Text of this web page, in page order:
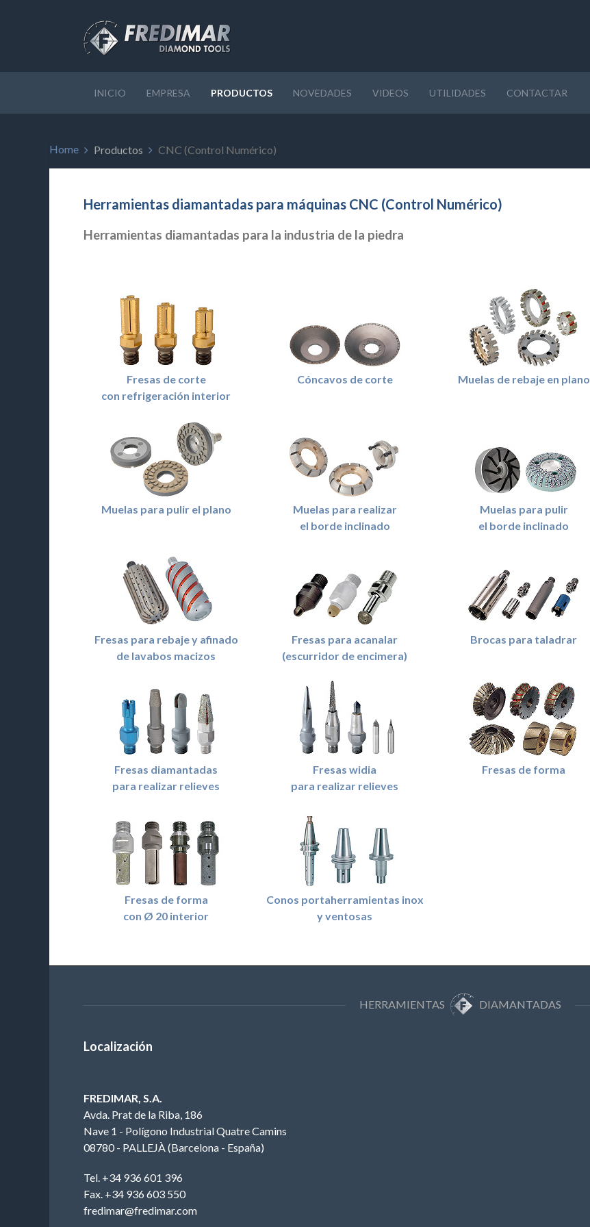
INICIO EMPRESA PRODUCTOS NOVEDADES VIDEOS UTILIDADES CONTACTAR
Home Productos CNC (Control Numérico)
Herramientas diamantadas para máquinas CNC (Control Numérico)
Herramientas diamantadas para la industria de la piedra
Fresas de corte
con refrigeración interior
Cóncavos de corte Muelas de rebaje en plano
Muelas para pulir el plano
Muelas para realizar
el borde inclinado
Muelas para pulir
el borde inclinado
Fresas para rebaje y afinado
de lavabos macizos
Fresas para acanalar
(escurridor de encimera)
Brocas para taladrar
Fresas diamantadas
para realizar relieves
Fresas widia
para realizar relieves
Fresas de forma
Fresas de forma
con Ø 20 interior
Conos portaherramientas inox
y ventosas
HERRAMIENTAS DIAMANTADAS
Localización
FREDIMAR, S.A.
Avda. Prat de la Riba, 186
Nave 1 - Polígono Industrial Quatre Camins
08780 - PALLEJÀ (Barcelona - España)
Tel. +34 936 601 396
Fax. +34 936 603 550
fredimar@fredimar.com